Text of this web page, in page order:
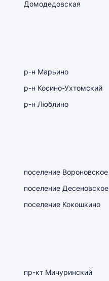
Домодедовская
р-н Марьино
р-н Косино-Ухтомский
р-н Люблино
поселение Вороновское
поселение Десеновское
поселение Кокошкино
пр-кт Мичуринский